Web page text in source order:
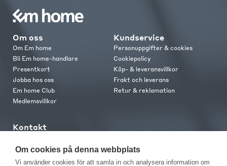
Om cookies på denna webbplats
Vi använder cookies för att samla in och analysera information om
Om oss
Om Em home
Bli Em home-handlare
Presentkort
Jobba hos oss
Em home Club
Medlemsvillkor
Kundservice
Personuppgifter & cookies
Cookiepolicy
Köp- & leveransvillkor
Frakt och leverans
Retur & reklamation
Kontakt
Butiker
Press